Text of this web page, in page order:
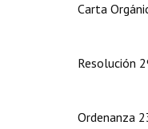
Carta
Resolución
Ordenanza